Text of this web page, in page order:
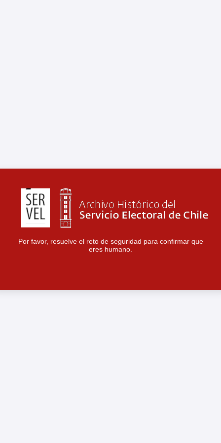
Por favor, resuelve el reto de seguridad para confirmar que
eres humano.